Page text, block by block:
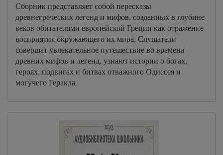
Сборник представляет собой пересказы
древнегреческих легенд и мифов, созданных в глубине
веков обитателями европейской Греции как отражение
восприятия окружающего их мира. Слушатели
совершат увлекательное путешествие во времена
древних мифов и легенд, узнают истории о богах,
героях, подвигах и битвах отважного Одиссея и
могучего Геракла.